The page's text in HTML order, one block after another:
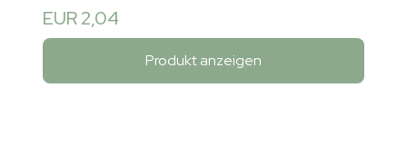
EUR 2,04
Produkt anzeigen